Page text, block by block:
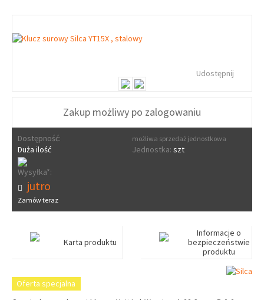
Udostępnij
Zakup możliwy po zalogowaniu
Dostępność:
Duża ilość
możliwa sprzedaż jednostkowa
Jednostka: szt
Wysyłka*:
jutro
Zamów teraz
Karta produktu
Informacje o
bezpieczeństwie
produktu
Oferta specjalna